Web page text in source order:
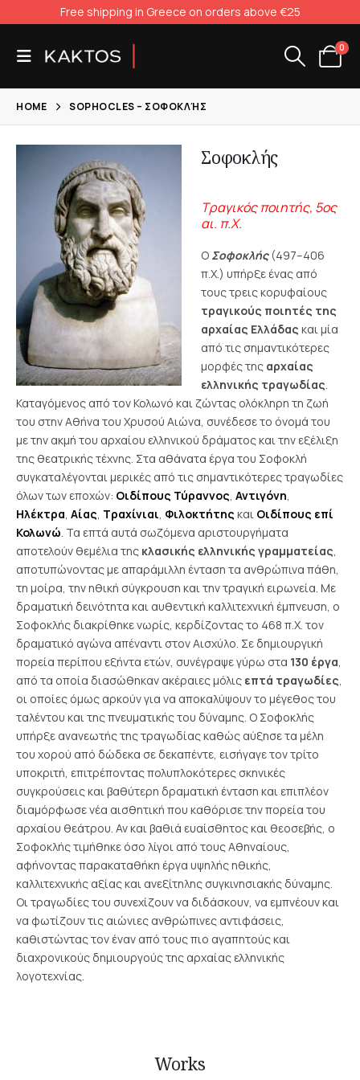
Free shipping in Greece on orders above €25
0
HOME SOPHOCLES – ΣΟΦΟΚΛΉΣ
Σοφοκλής
Τραγικός ποιητής, 5oς
αι. π.Χ.
Ο Σοφοκλής (497–406
π.Χ.) υπήρξε ένας από
τους τρεις κορυφαίους
τραγικούς ποιητές της
αρχαίας Ελλάδας και μία
από τις σημαντικότερες
μορφές της αρχαίας
ελληνικής τραγωδίας
Καταγόμενος από τον Κολωνό και ζώντας ολόκληρη τη ζωή
του στην Αθήνα του Χρυσού Αιώνα, συνέδεσε το όνομά του
με την ακμή του αρχαίου ελληνικού δράματος και την εξέλιξη
της θεατρικής τέχνης. Στα αθάνατα έργα του Σοφοκλή
συγκαταλέγονται μερικές από τις σημαντικότερες τραγωδίες
όλων των εποχών: Οιδίπους Τύραννος Αντιγόνη
Ηλέκτρα Αίας Τραχίνιαι Φιλοκτήτης και Οιδίπους επί
Κολωνώ . Τα επτά αυτά σωζόμενα αριστουργήματα
αποτελούν θεμέλια της κλασικής ελληνικής γραμματείας
αποτυπώνοντας με απαράμιλλη ένταση τα ανθρώπινα πάθη,
τη μοίρα, την ηθική σύγκρουση και την τραγική ειρωνεία. Με
δραματική δεινότητα και αυθεντική καλλιτεχνική έμπνευση, ο
Σοφοκλής διακρίθηκε νωρίς, κερδίζοντας το 468 π.Χ. τον
δραματικό αγώνα απέναντι στον Αισχύλο. Σε δημιουργική
πορεία περίπου εξήντα ετών, συνέγραψε γύρω στα 130 έργα
από τα οποία διασώθηκαν ακέραιες μόλις επτά τραγωδίες
οι οποίες όμως αρκούν για να αποκαλύψουν το μέγεθος του
ταλέντου και της πνευματικής του δύναμης. Ο Σοφοκλής
υπήρξε ανανεωτής της τραγωδίας καθώς αύξησε τα μέλη
του χορού από δώδεκα σε δεκαπέντε, εισήγαγε τον τρίτο
υποκριτή, επιτρέποντας πολυπλοκότερες σκηνικές
συγκρούσεις και βαθύτερη δραματική ένταση και επιπλέον
διαμόρφωσε νέα αισθητική που καθόρισε την πορεία του
αρχαίου θεάτρου. Αν και βαθιά ευαίσθητος και θεοσεβής, ο
Σοφοκλής τιμήθηκε όσο λίγοι από τους Αθηναίους,
αφήνοντας παρακαταθήκη έργα υψηλής ηθικής,
καλλιτεχνικής αξίας και ανεξίτηλης συγκινησιακής δύναμης.
Οι τραγωδίες του συνεχίζουν να διδάσκουν, να εμπνέουν και
να φωτίζουν τις αιώνιες ανθρώπινες αντιφάσεις,
καθιστώντας τον έναν από τους πιο αγαπητούς και
διαχρονικούς δημιουργούς της αρχαίας ελληνικής
λογοτεχνίας.
Works